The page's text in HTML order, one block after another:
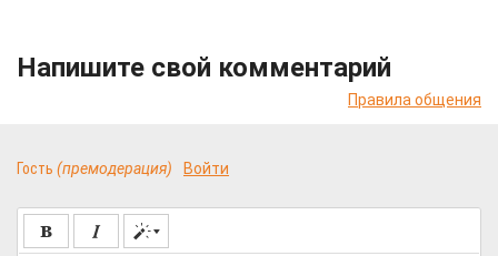
Напишите свой комментарий
Правила общения
Гость (премодерация) Войти